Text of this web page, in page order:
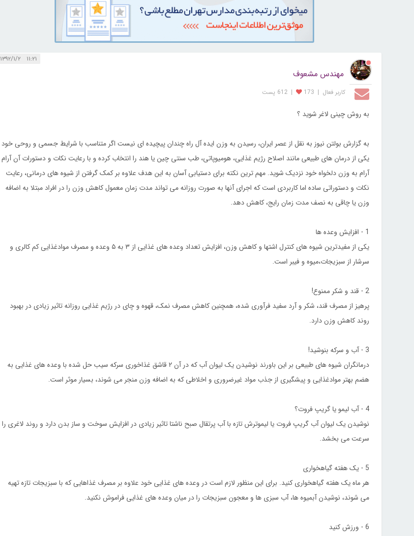
۱۱:۲۱ ۱۳۹۲/۱/۲
مهندس مشعوف
کاربر فعال |
173
| 612 پست
به روش چینی لاغر شوید ؟
به گزارش بولتن نیوز به نقل از عصر ایران، رسیدن به وزن ایده آل راه چندان پیچیده ای نیست اگر متناسب با شرایط جسمی و روحی خود
یکی از درمان های طبیعی مانند اصلاح رژیم غذایی، هومیوپاتی، طب سنتی چین یا هند را انتخاب کرده و با رعایت نکات و دستورات آن آرام
آرام به وزن دلخواه خود نزدیک شوید. مهم ترین نکته برای دستیابی آسان به این هدف علاوه بر کمک گرفتن از شیوه های درمانی، رعایت
نکات و دستوراتی ساده اما کاربردی است که اجرای آنها به صورت روزانه می تواند مدت زمان معمول کاهش وزن را در افراد مبتلا به اضافه
وزن یا چاقی به نصف مدت زمان رایج، کاهش دهد.
1 - افزایش وعده ها
یکی از مفیدترین شیوه های کنترل اشتها و کاهش وزن، افزایش تعداد وعده های غذایی از ۳ به ۵ وعده و مصرف موادغذایی کم کالری و
سرشار از سبزیجات،میوه و فیبر است.
2 - قند و شکر ممنوع!
پرهیز از مصرف قند، شکر و آرد سفید فرآوری شده، همچنین کاهش مصرف نمک، قهوه و چای در رژیم غذایی روزانه تاثیر زیادی در بهبود
روند کاهش وزن دارد.
3 - آب و سرکه بنوشید!
درمانگران شیوه های طبیعی بر این باورند نوشیدن یک لیوان آب که در آن ۲ قاشق غذاخوری سرکه سیب حل شده با وعده های غذایی به
هضم بهتر موادغذایی و پیشگیری از جذب مواد غیرضروری و اخلاطی که به اضافه وزن منجر می شوند، بسیار موثر است.
4 - آب لیمو یا گریپ فروت؟
نوشیدن یک لیوان آب گریپ فروت یا لیموترش تازه با آب پرتقال صبح ناشتا تاثیر زیادی در افزایش سوخت و ساز بدن دارد و روند لاغری را
سرعت می بخشد.
5 - یک هفته گیاهخواری
هر ماه یک هفته گیاهخواری کنید. برای این منظور لازم است در وعده های غذایی خود علاوه بر مصرف غذاهایی که با سبزیجات تازه تهیه
می شوند، نوشیدن آبمیوه ها، آب سبزی ها و معجون سبزیجات را در میان وعده های غذایی فراموش نکنید.
6 - ورزش کنید